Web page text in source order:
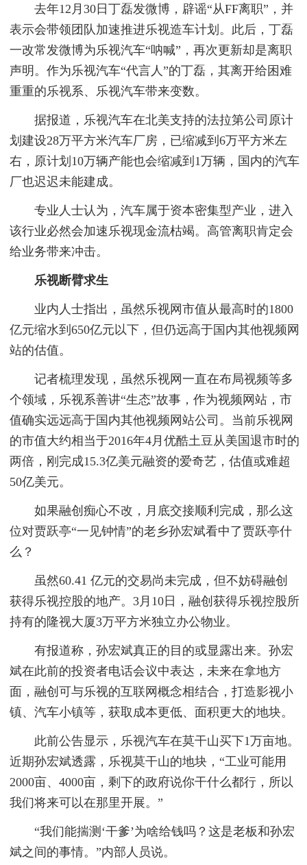
去年12月30日丁磊发微博，辟谣“从FF离职”，并
表示会带领团队加速推进乐视造车计划。此后，丁磊
一改常发微博为乐视汽车“呐喊”，再次更新却是离职
声明。作为乐视汽车“代言人”的丁磊，其离开给困难
重重的乐视系、乐视汽车带来变数。
据报道，乐视汽车在北美支持的法拉第公司原计
划建设28万平方米汽车厂房，已缩减到6万平方米左
右，原计划10万辆产能也会缩减到1万辆，国内的汽车
厂也迟迟未能建成。
专业人士认为，汽车属于资本密集型产业，进入
该行业必然会加速乐视现金流枯竭。高管离职肯定会
给业务带来冲击。
乐视断臂求生
业内人士指出，虽然乐视网市值从最高时的1800
亿元缩水到650亿元以下，但仍远高于国内其他视频网
站的估值。
记者梳理发现，虽然乐视网一直在布局视频等多
个领域，乐视系善讲“生态”故事，作为视频网站，市
值确实远远高于国内其他视频网站公司。当前乐视网
的市值大约相当于2016年4月优酷土豆从美国退市时的
两倍，刚完成15.3亿美元融资的爱奇艺，估值或难超
50亿美元。
如果融创痴心不改，月底交接顺利完成，那么这
位对贾跃亭“一见钟情”的老乡孙宏斌看中了贾跃亭什
么？
虽然60.41 亿元的交易尚未完成，但不妨碍融创
获得乐视控股的地产。3月10日，融创获得乐视控股所
持有的隆视大厦3万平方米独立办公物业。
有报道称，孙宏斌真正的目的或显露出来。孙宏
斌在此前的投资者电话会议中表达，未来在拿地方
面，融创可与乐视的互联网概念相结合，打造影视小
镇、汽车小镇等，获取成本更低、面积更大的地块。
此前公告显示，乐视汽车在莫干山买下1万亩地。
近期孙宏斌透露，乐视莫干山的地块，“工业可能用
2000亩、4000亩，剩下的政府说你干什么都行，所以
我们将来可以在那里开展。”
“我们能揣测‘干爹’为啥给钱吗？这是老板和孙宏
斌之间的事情。”内部人员说。